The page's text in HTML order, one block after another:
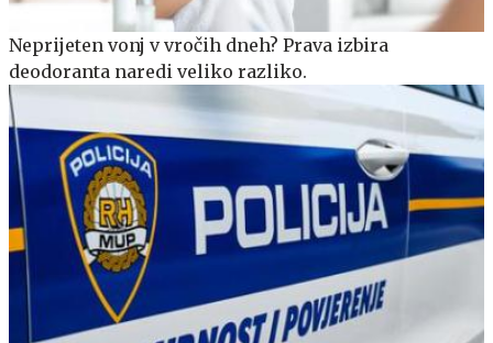
Neprijeten vonj v vročih dneh? Prava izbira
deodoranta naredi veliko razliko.